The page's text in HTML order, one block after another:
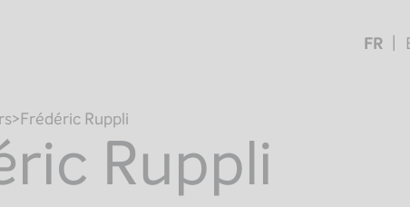
FR
Frédéric Ruppli
Ruppli